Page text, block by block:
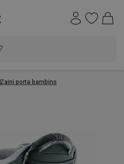
Zaini porta bambino